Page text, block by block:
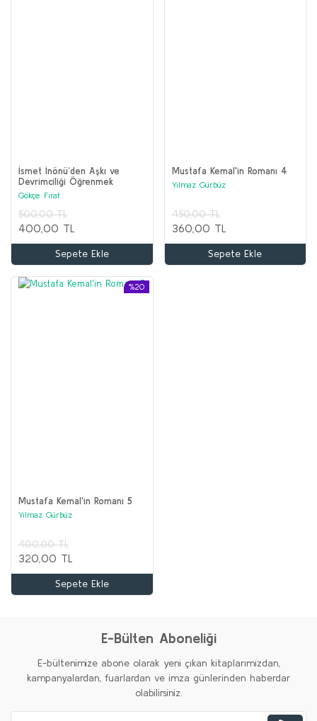
İsmet İnönü’den Aşkı ve
Devrimciliği Öğrenmek
Gökçe Fırat
500,00 TL
400,00 TL
Sepete Ekle
Mustafa Kemal'in Romanı 4
Yılmaz Gürbüz
450,00 TL
360,00 TL
Sepete Ekle
%20
Mustafa Kemal'in Romanı 5
Yılmaz Gürbüz
400,00 TL
320,00 TL
Sepete Ekle
E-Bülten Aboneliği
E-bültenimize abone olarak yeni çıkan kitaplarımızdan,
kampanyalardan, fuarlardan ve imza günlerinden haberdar
olabilirsiniz.